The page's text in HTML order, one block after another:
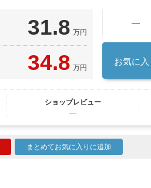
31.8 万円
34.8 万円
―
お気に
ショップレビュー
―
まとめてお気に入りに追加